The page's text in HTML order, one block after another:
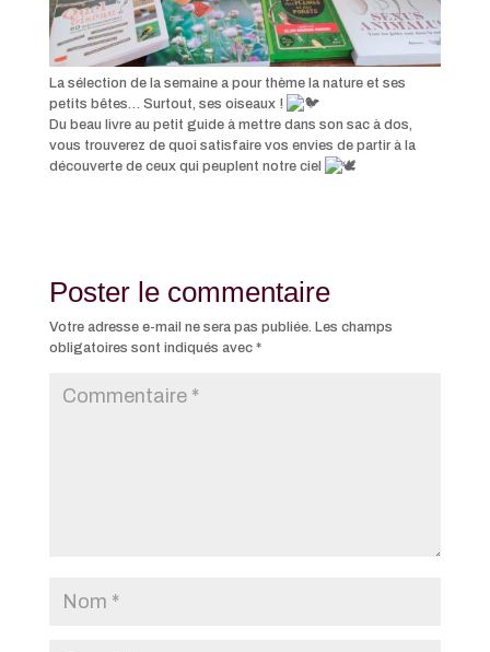
La sélection de la semaine a pour thème la nature et ses
petits bêtes… Surtout, ses oiseaux !
Du beau livre au petit guide à mettre dans son sac à dos,
vous trouverez de quoi satisfaire vos envies de partir à la
découverte de ceux qui peuplent notre ciel
Poster le commentaire
Votre adresse e-mail ne sera pas publiée. Les champs
obligatoires sont indiqués avec *